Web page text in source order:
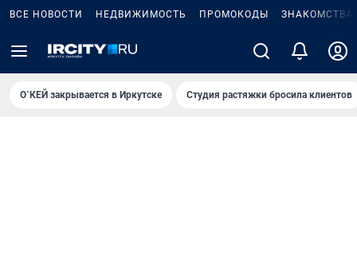
ВСЕ НОВОСТИ НЕДВИЖИМОСТЬ ПРОМОКОДЫ ЗНАКОМСТВА
О`КЕЙ закрывается в Иркутске Студия растяжки бросила клиентов